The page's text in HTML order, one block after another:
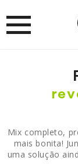
Mix completo,
mais bonita!
uma solução